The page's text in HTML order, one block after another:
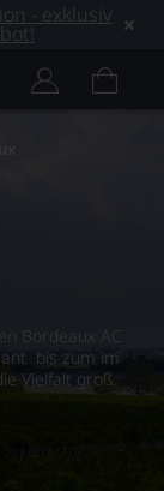
- exklusiv
Bordeaux AC
bis zum im
Vielfalt groß.